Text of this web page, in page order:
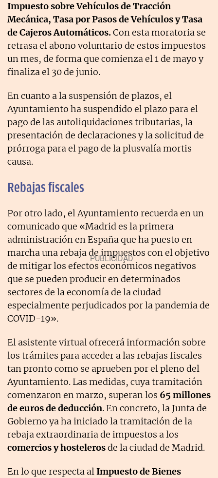
Impuesto sobre Vehículos de Tracción
Mecánica, Tasa por Pasos de Vehículos y Tasa
de Cajeros Automáticos.Con esta moratoria se
retrasa el abono voluntario de estos impuestos
un mes, de forma que comienza el 1 de mayo y
finaliza el 30 de junio.
En cuanto a la suspensión de plazos, el
Ayuntamiento ha suspendido el plazo para el
pago de las autoliquidaciones tributarias, la
presentación de declaraciones y la solicitud de
prórroga para el pago de la plusvalía mortis
causa.
Rebajas fiscales
Por otro lado, el Ayuntamiento recuerda en un
comunicado que «Madrid es la primera
administración en España que ha puesto en
marcha una rebaja de impuestos con el objetivo
de mitigar los efectos económicos negativos
que se pueden producir en determinados
sectores de la economía de la ciudad
especialmente perjudicados por la pandemia de
COVID-19».
El asistente virtual ofrecerá información sobre
los trámites para acceder a las rebajas fiscales
tan pronto como se aprueben por el pleno del
Ayuntamiento. Las medidas, cuya tramitación
comenzaron en marzo, superan los 65 millones
de euros de deducción. En concreto, la Junta de
Gobierno ya ha iniciado la tramitación de la
rebaja extraordinaria de impuestos a los
comercios y hostelerosde la ciudad de Madrid.
En lo que respecta alImpuesto de Bienes